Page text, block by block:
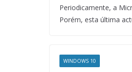
Periodicamente, a
Porém, esta última
WINDOWS 10